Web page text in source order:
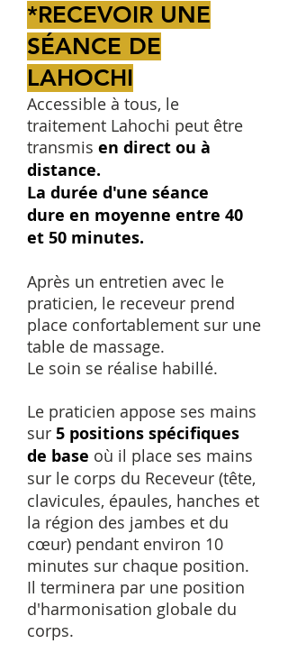
​​​​*RECEVOIR UNE
SÉANCE DE
LAHOCHI
Accessible à tous, le
traitement Lahochi peut être
transmis en direct ou à
distance.
La durée d'une séance
dure en moyenne entre 40
et 50 minutes.
Après un entretien avec le
praticien, le receveur prend
place confortablement sur une
table de massage.
Le soin se réalise habillé.
Le praticien appose ses mains
sur 5 positions spécifiques
de base où il place ses mains
sur le corps du Receveur (tête,
clavicules, épaules, hanches et
la région des jambes et du
cœur) pendant environ 10
minutes sur chaque position.
Il terminera par une position
d'harmonisation globale du
corps.